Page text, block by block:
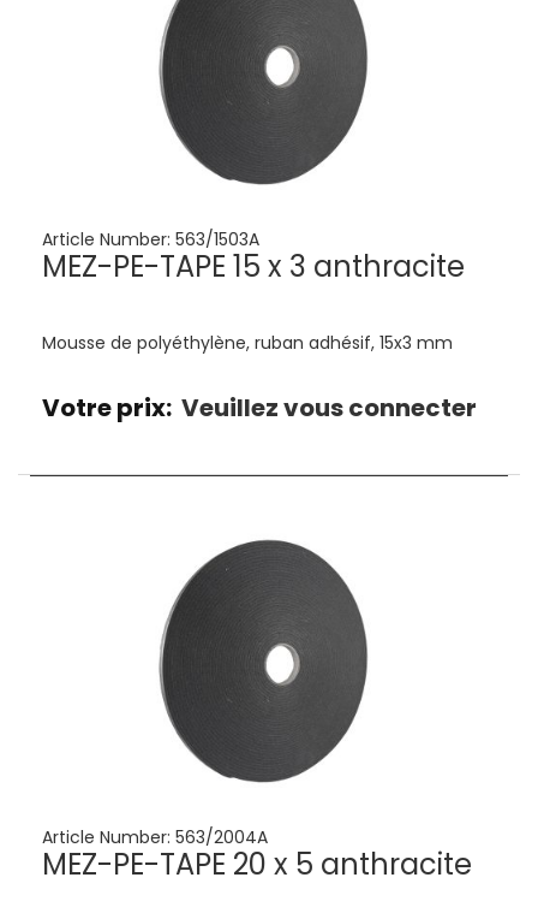
Article Number: 563/1503A
MEZ-PE-TAPE 15 x 3 anthracite
Mousse de polyéthylène, ruban adhésif, 15x3 mm
Votre prix: Veuillez vous connecter
Article Number: 563/2004A
MEZ-PE-TAPE 20 x 5 anthracite